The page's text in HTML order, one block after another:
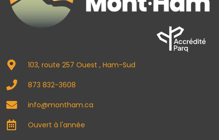
103, route 257 Ouest , Ham-Sud
873 832-3608
info@montham.ca
Ouvert à l'année